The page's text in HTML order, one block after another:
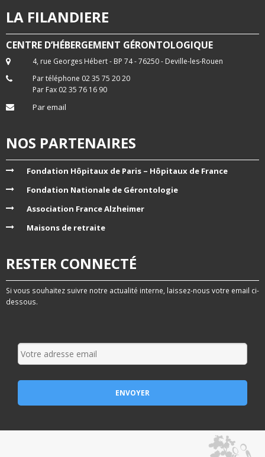
LA FILANDIERE
CENTRE D’HÉBERGEMENT GÉRONTOLOGIQUE
4, rue Georges Hébert - BP 74 - 76250 - Deville-les-Rouen
Par téléphone 02 35 75 20 20
Par Fax 02 35 76 16 90
Par email
NOS PARTENAIRES
Fondation Hôpitaux de Paris – Hôpitaux de France
Fondation Nationale de Gérontologie
Association France Alzheimer
Maisons de retraite
RESTER CONNECTÉ
Si vous souhaitez suivre notre actualité interne, laissez-nous votre email ci-
dessous.